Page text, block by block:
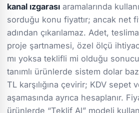
kanal ızgarası aramalarında
sorduğu konu fiyattır; ancak net
adından çıkarılamaz. Adet,
proje şartnamesi, özel ölçü
mı yoksa teklifli mi olduğu
tanımlı ürünlerde sistem dolar
TL karşılığına çevirir; KDV sepet
aşamasında ayrıca hesaplanır.
ürünlerde “Teklif Al” modeli